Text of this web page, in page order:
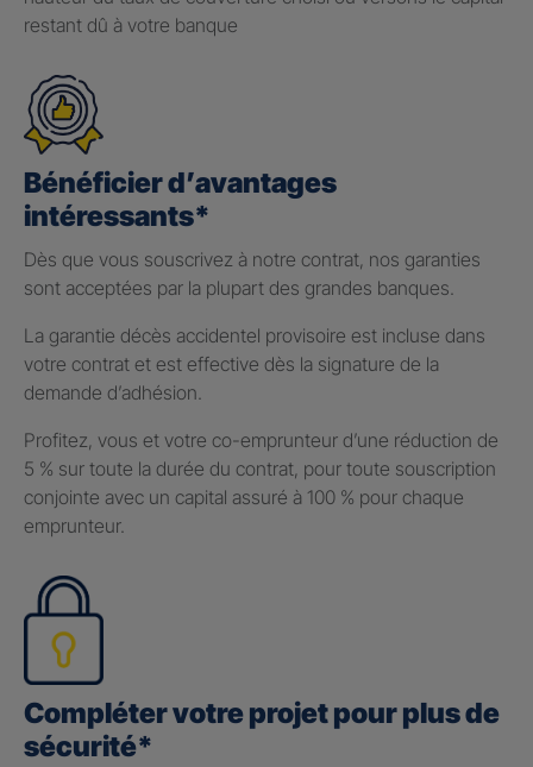
restant dû à votre banque
Bénéficier d’avantages
intéressants*
Dès que vous souscrivez à notre contrat, nos garanties
sont acceptées par la plupart des grandes banques.
La garantie décès accidentel provisoire est incluse dans
votre contrat et est effective dès la signature de la
demande d’adhésion.
Profitez, vous et votre co-emprunteur d’une réduction de
5 % sur toute la durée du contrat, pour toute souscription
conjointe avec un capital assuré à 100 % pour chaque
emprunteur.
Compléter votre projet pour plus de
sécurité*